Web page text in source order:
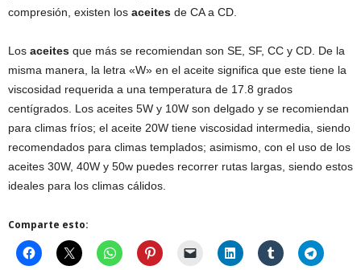
compresión, existen los aceites de CA a CD.
Los aceites que más se recomiendan son SE, SF, CC y CD. De la
misma manera, la letra «W» en el aceite significa que este tiene la
viscosidad requerida a una temperatura de 17.8 grados
centígrados. Los aceites 5W y 10W son delgado y se recomiendan
para climas fríos; el aceite 20W tiene viscosidad intermedia, siendo
recomendados para climas templados; asimismo, con el uso de los
aceites 30W, 40W y 50w puedes recorrer rutas largas, siendo estos
ideales para los climas cálidos.
Comparte esto: